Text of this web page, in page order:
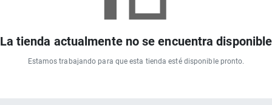
La tienda actualmente no se encuentra disponible
Estamos trabajando para que esta tienda esté disponible pronto.